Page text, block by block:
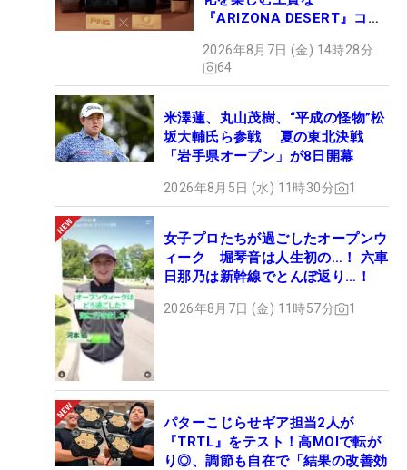
『ARIZONA DESERT』コレ
ュー
2026年8月7日 (金) 14時28分
64
米澤蓮、丸山茂樹、“平成の怪物”松
坂大輔氏ら参戦 夏の東北決戦
「岩手県オープン」が8日開幕
2026年8月5日 (水) 11時30分 1
女子プロたちが過ごしたオープンウ
ィーク 堀琴音は人生初の…！ 六車
日那乃は新幹線でとんぼ返り…！
2026年8月7日 (金) 11時57分 1
パターこじらせギア担当2人が
『TRTL』をテスト！高MOIで転が
り◎、調節も自在で「結果の改善効